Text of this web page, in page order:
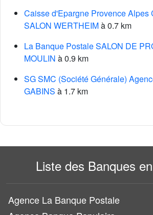
Caisse d'Epargne Provence Alpes
SALON WERTHEIMà 0.7 km
La Banque Postale SALON DE
MOULIN à 0.9 km
SG SMC (Société Générale)
GABINS à 1.7 km
Liste des Banques
Agence La Banque Postale